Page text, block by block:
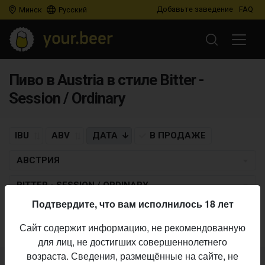
Минск Русский Добавьте заведение FAQ
Пиво в Austria в стиле Bitter -
Session / Ordinary
IBU ABV ДАТА В ПРОДАЖЕ
АВСТРИЯ
BITTER - SESSION / ORDINARY
Пиво по заданным критериям не найдено
Подтвердите, что вам исполнилось 18 лет
Сайт содержит информацию, не рекомендованную
для лиц, не достигших совершеннолетнего
возраста. Сведения, размещённые на сайте, не